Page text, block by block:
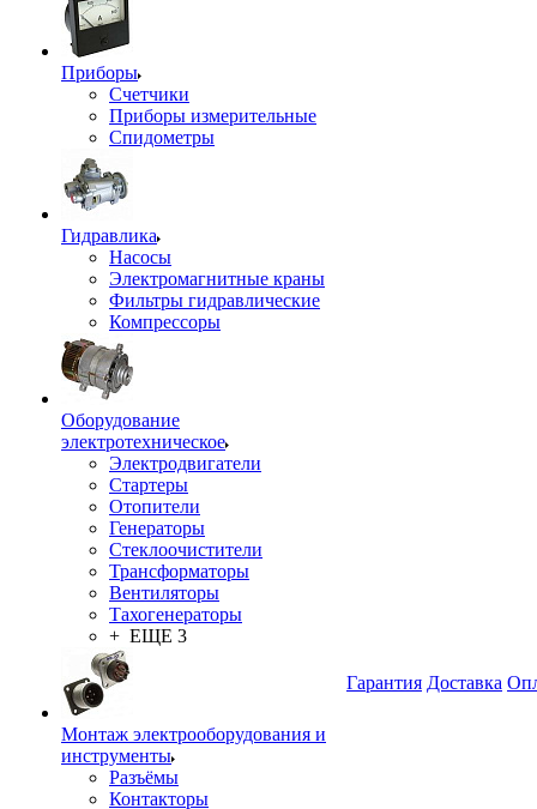
Приборы
Счетчики
Приборы измерительные
Спидометры
Гидравлика
Насосы
Электромагнитные краны
Фильтры гидравлические
Компрессоры
Оборудование
электротехническое
Электродвигатели
Стартеры
Отопители
Генераторы
Стеклоочистители
Трансформаторы
Вентиляторы
Тахогенераторы
+ ЕЩЕ 3
Монтаж электрооборудования и
инструменты
Разъёмы
Контакторы
Гарантия Доставка